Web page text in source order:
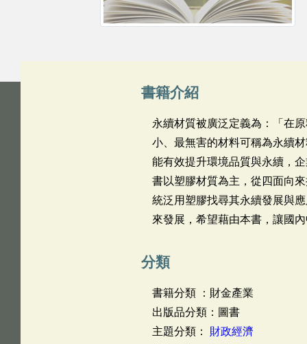
書籍介紹
永續材質被廣泛定義為：「在
小、最無害的材料可稱為永續
能有效提升環境品質與永續，
書以塑膠材質為主，從四面向
統泛用塑膠找尋其永續發展與
來發展，希望藉由本書，讓國
分類
書籍分類 ：財金產業
出版品分類：圖書
主題分類： 財政經濟